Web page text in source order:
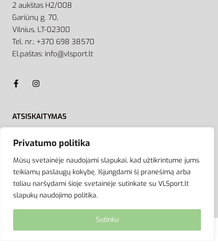
Privatumo politika
Mūsų svetainėje naudojami slapukai, kad užtikrintume jums
teikiamų paslaugų kokybę. Išjungdami šį pranešimą arba
toliau naršydami šioje svetainėje sutinkate su VLSport.lt
slapukų naudojimo politika.
Sutinku
2 aukštas H2/008
Gariūnų g. 70,
Vilnius, LT-02300
Tel. nr.: +370 698 38570
El.paštas: info@vlsport.lt
ATSISKAITYMAS